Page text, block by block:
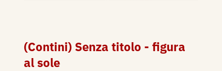
(Contini) Senza titolo - figura
al sole